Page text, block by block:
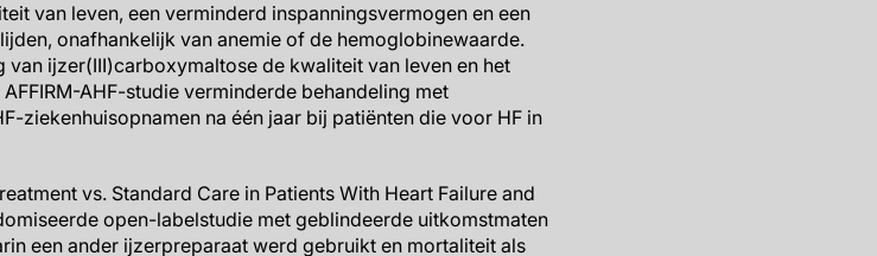
van leven, een verminderd inspanningsvermogen en een
onafhankelijk van anemie of de hemoglobinewaarde.
ijzer(III)carboxymaltose de kwaliteit van leven en het
AHF-studie verminderde behandeling met
ziekenhuisopnamen na één jaar bij patiënten die voor HF in
vs. Standard Care in Patients With Heart Failure and
open-labelstudie met geblindeerde uitkomstmaten
een ander ijzerpreparaat werd gebruikt en mortaliteit als